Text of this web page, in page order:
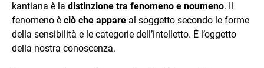
kantiana è la distinzione tra fenomeno e noumeno. Il
fenomeno è ciò che appare al soggetto secondo le forme
della sensibilità e le categorie dell’intelletto. È l’oggetto
della nostra conoscenza.